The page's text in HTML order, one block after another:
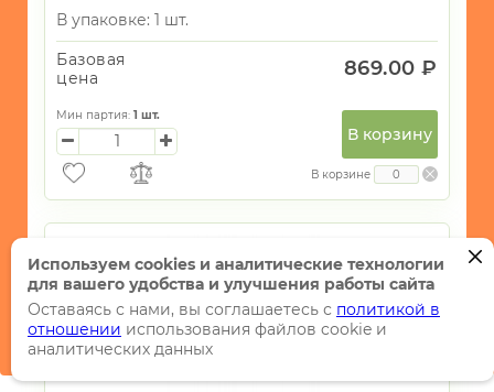
В упаковке: 1 шт.
Базовая
цена
869.00 ₽
Мин партия: 1 шт.
В корзину
В корзине
Используем cookies и аналитические технологии
для вашего удобства и улучшения работы сайта
Оставаясь с нами, вы соглашаетесь с политикой в
отношении использования файлов cookie и
аналитических данных